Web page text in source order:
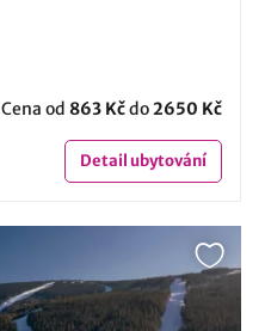
Cena od 863 Kčdo2650 Kč
Detailubytování